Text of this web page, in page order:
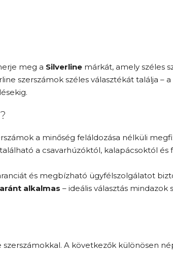
meg a Silverline márkát, amely széles
szerszámok széles választékát találja –
a minőség feláldozása nélküli
a csavarhúzóktól, kalapácsoktól
és megbízható ügyfélszolgálatot
alkalmas – ideális választás mindazok
A következők különösen